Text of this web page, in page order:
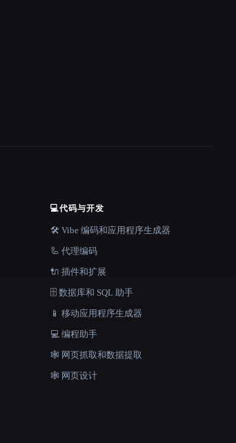
💻代码与开发
🛠️ Vibe 编码和应用程序生成器
🦾 代理编码
🔌 插件和扩展
🗄️ 数据库和 SQL 助手
📱 移动应用程序生成器
💻 编程助手
🕸️ 网页抓取和数据提取
🕸 网页设计